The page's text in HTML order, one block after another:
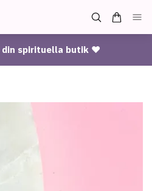
spirituella butik ♥